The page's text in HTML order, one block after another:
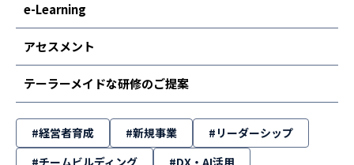
e-Learning
アセスメント
テーラーメイドな研修のご提案
#経営者育成 #新規事業
#リーダーシップ